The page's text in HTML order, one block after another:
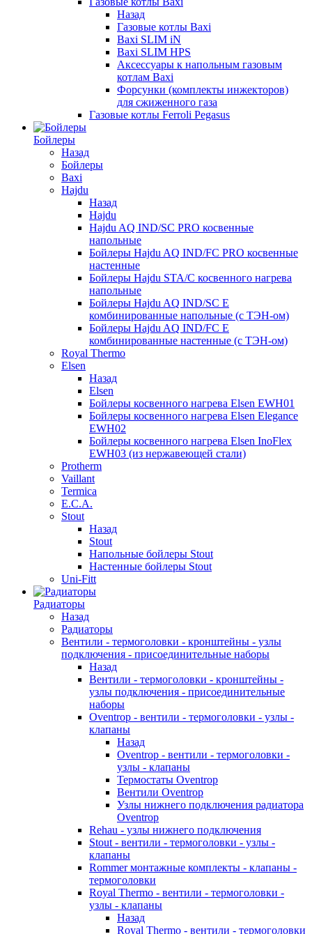
Назад
Газовые котлы Baxi
Baxi SLIM iN
Baxi SLIM HPS
Аксессуары к напольным газовым
котлам Baxi
Форсунки (комплекты инжекторов)
для сжиженного газа
Газовые котлы Ferroli Pegasus
Бойлеры
Назад
Бойлеры
Baxi
Hajdu
Назад
Hajdu
Hajdu AQ IND/SC PRO косвенные
напольные
Бойлеры Hajdu AQ IND/FC PRO косвенные
настенные
Бойлеры Hajdu STA/C косвенного нагрева
напольные
Бойлеры Hajdu AQ IND/SC E
комбинированные напольные (с ТЭН-ом)
Бойлеры Hajdu AQ IND/FC E
комбинированные настенные (с ТЭН-ом)
Royal Thermo
Elsen
Назад
Elsen
Бойлеры косвенного нагрева Elsen EWH01
Бойлеры косвенного нагрева Elsen Elegance
EWH02
Бойлеры косвенного нагрева Elsen InoFlex
EWH03 (из нержавеющей стали)
Protherm
Vaillant
Termica
E.C.A.
Stout
Назад
Stout
Напольные бойлеры Stout
Настенные бойлеры Stout
Uni-Fitt
Радиаторы
Назад
Радиаторы
Вентили - термоголовки - кронштейны - узлы
подключения - присоединительные наборы
Назад
Вентили - термоголовки - кронштейны -
узлы подключения - присоединительные
наборы
Oventrop - вентили - термоголовки - узлы -
клапаны
Назад
Oventrop - вентили - термоголовки -
узлы - клапаны
Термостаты Oventrop
Вентили Oventrop
Узлы нижнего подключения радиатора
Oventrop
Rehau - узлы нижнего подключения
Stout - вентили - термоголовки - узлы -
клапаны
Rommer монтажные комплекты - клапаны -
термоголовки
Royal Thermo - вентили - термоголовки -
узлы - клапаны
Назад
Royal Thermo - вентили - термоголовки